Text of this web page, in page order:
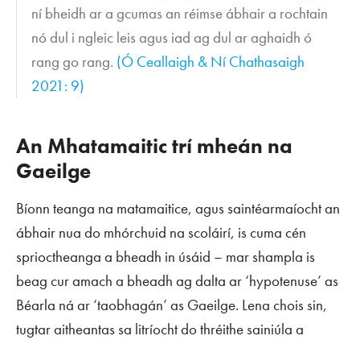
ní bheidh ar a gcumas an réimse ábhair a rochtain
nó dul i ngleic leis agus iad ag dul ar aghaidh ó
rang go rang. (Ó Ceallaigh & Ní Chathasaigh
2021: 9)
An Mhatamaitic trí mheán na
Gaeilge
Bíonn teanga na matamaitice, agus saintéarmaíocht an
ábhair nua do mhórchuid na scoláirí, is cuma cén
sprioctheanga a bheadh in úsáid – mar shampla is
beag cur amach a bheadh ag dalta ar ‘hypotenuse’ as
Béarla ná ar ‘taobhagán’ as Gaeilge. Lena chois sin,
tugtar aitheantas sa litríocht do thréithe sainiúla a